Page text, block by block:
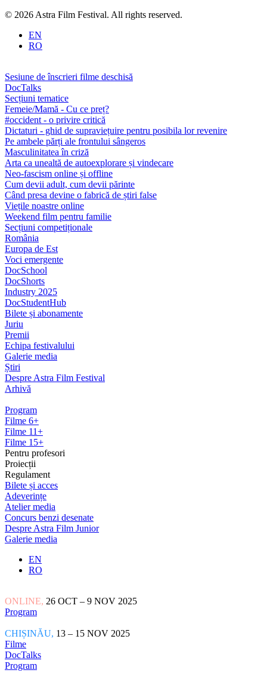
© 2026 Astra Film Festival. All rights reserved.
EN
RO
Sesiune de înscrieri filme deschisă
DocTalks
Secțiuni tematice
Femeie/Mamă - Cu ce preț?
#occident - o privire critică
Dictaturi - ghid de supraviețuire pentru posibila lor revenire
Pe ambele părți ale frontului sângeros
Masculinitatea în criză
Arta ca unealtă de autoexplorare și vindecare
Neo-fascism online și offline
Cum devii adult, cum devii părinte
Când presa devine o fabrică de știri false
Viețile noastre online
Weekend film pentru familie
Secțiuni competiționale
România
Europa de Est
Voci emergente
DocSchool
DocShorts
Industry 2025
DocStudentHub
Bilete și abonamente
Juriu
Premii
Echipa festivalului
Galerie media
Știri
Despre Astra Film Festival
Arhivă
Program
Filme 6+
Filme 11+
Filme 15+
Pentru profesori
Proiecții
Regulament
Bilete și acces
Adeverințe
Atelier media
Concurs benzi desenate
Despre Astra Film Junior
Galerie media
EN
RO
ONLINE, 26 OCT – 9 NOV 2025
Program
CHIȘINĂU, 13 – 15 NOV 2025
Filme
DocTalks
Program